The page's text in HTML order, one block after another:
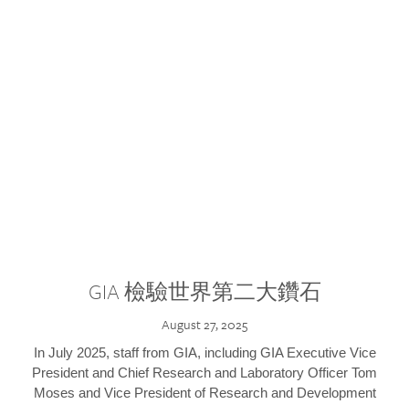
GIA 檢驗世界第二大鑽石
August 27, 2025
In July 2025, staff from GIA, including GIA Executive Vice
President and Chief Research and Laboratory Officer Tom
Moses and Vice President of Research and Development